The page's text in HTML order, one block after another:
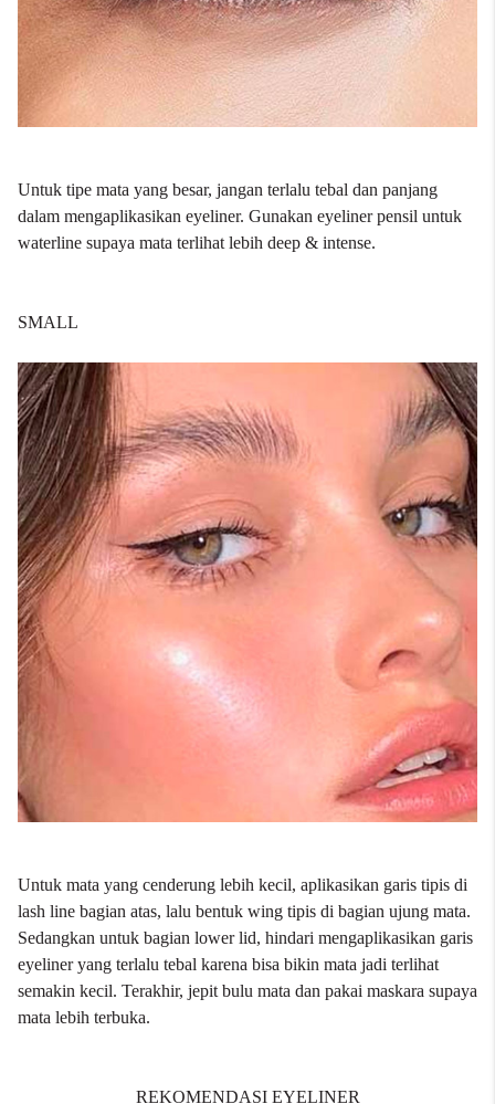
Untuk tipe mata yang besar, jangan terlalu tebal dan panjang
dalam mengaplikasikan eyeliner. Gunakan eyeliner pensil untuk
waterline supaya mata terlihat lebih deep & intense.
SMALL
Untuk mata yang cenderung lebih kecil, aplikasikan garis tipis di
lash line bagian atas, lalu bentuk wing tipis di bagian ujung mata.
Sedangkan untuk bagian lower lid, hindari mengaplikasikan garis
eyeliner yang terlalu tebal karena bisa bikin mata jadi terlihat
semakin kecil. Terakhir, jepit bulu mata dan pakai maskara supaya
mata lebih terbuka.
REKOMENDASI EYELINER